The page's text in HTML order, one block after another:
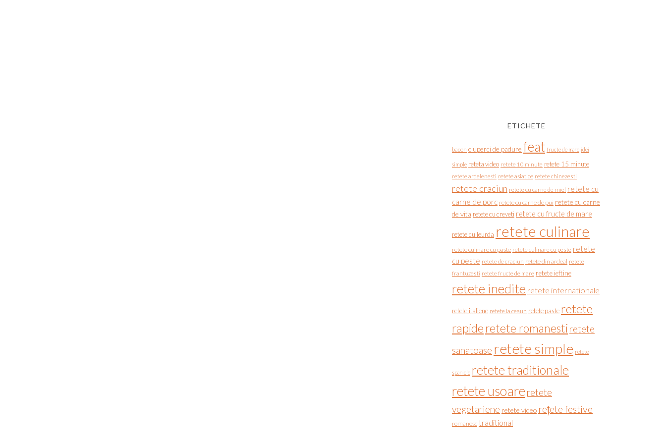
ETICHETE
bacon ciuperci de padure feat fructe de mare idei
simple reteta video retete 10 minute retete 15 minute
retete ardelenesti retete asiatice retete chinezesti
retete craciun retete cu carne de miel retete cu
carne de porc retete cu carne de pui retete cu carne
de vita retete cu creveti retete cu fructe de mare
retete cu leurda retete culinare
retete culinare cu paste retete culinare cu peste retete
cu peste retete de craciun retete din ardeal retete
frantuzesti retete fructe de mare retete ieftine
retete inedite retete internationale
retete italiene retete la ceaun retete paste retete
rapideretete romanesti retete
sanatoase retete simple retete
spaniole retete traditionale
retete usoare retete
vegetariene retete video rețete festive
romanesc traditional